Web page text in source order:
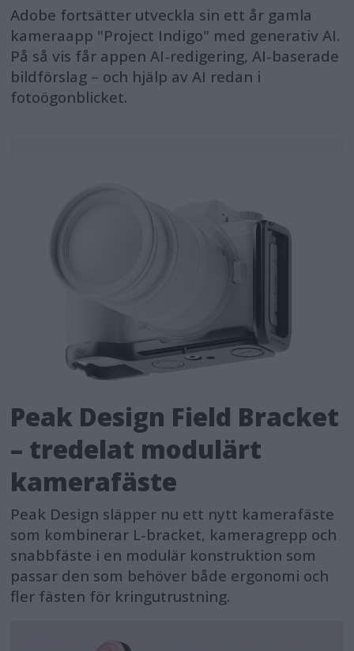
Adobe fortsätter utveckla sin ett år gamla
kameraapp "Project Indigo" med generativ AI.
På så vis får appen AI-redigering, AI-baserade
bildförslag – och hjälp av AI redan i
fotoögonblicket.
Peak Design Field Bracket
– tredelat modulärt
kamerafäste
Peak Design släpper nu ett nytt kamerafäste
som kombinerar L-bracket, kameragrepp och
snabbfäste i en modulär konstruktion som
passar den som behöver både ergonomi och
fler fästen för kringutrustning.